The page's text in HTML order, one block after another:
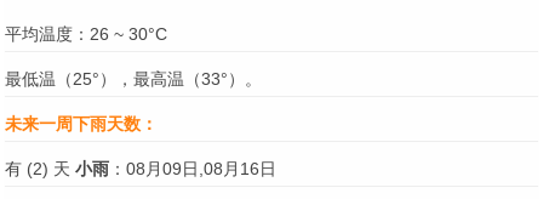
平均温度：26 ~ 30°C
最低温（25°），最高温（33°）。
未来一周下雨天数：
有 (2) 天 小雨 ：08月09日,08月16日